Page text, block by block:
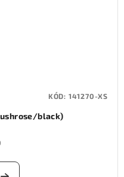
black)
KÓD: 141270-XS